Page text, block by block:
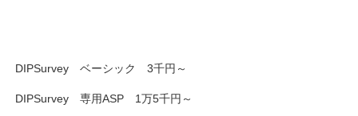
DIPSurvey ベーシック 3千円～
DIPSurvey 専用ASP 1万5千円～